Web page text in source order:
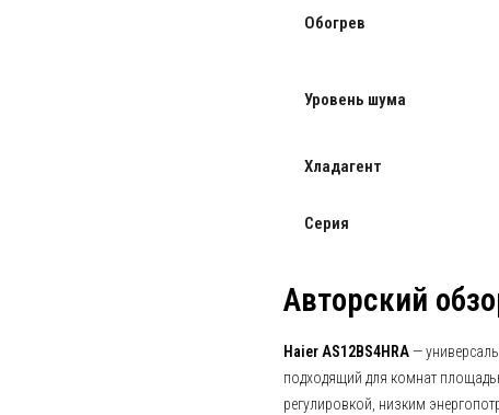
Обогрев
Уровень шума
Хладагент
Серия
Авторский
Haier AS12BS4HRA —
подходящий для комнат
регулировкой, низким